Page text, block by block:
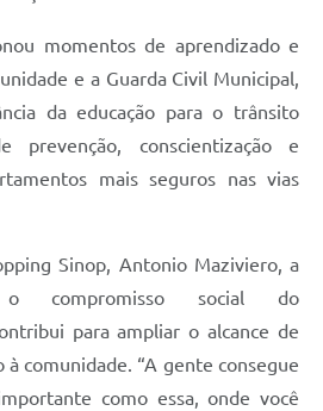
momentos de aprendizado e
e a Guarda Civil Municipal,
da educação para o trânsito
prevenção, conscientização e
mais seguros nas vias
Sinop, Antonio Maziviero, a
compromisso social do
para ampliar o alcance de
à comunidade. “A gente consegue
como essa, onde você